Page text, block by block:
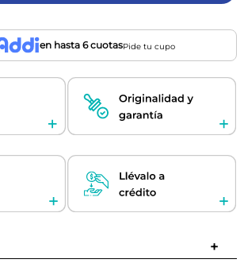
en hasta 6 cuotasPide tu cupo
+